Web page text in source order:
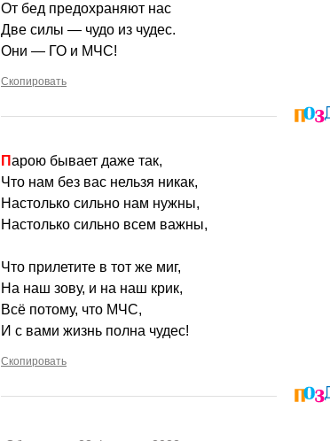
От бед предохраняют нас
Две силы — чудо из чудес.
Они — ГО и МЧС!
Скопировать
Парою бывает даже так,
Что нам без вас нельзя никак,
Настолько сильно нам нужны,
Настолько сильно всем важны,
Что прилетите в тот же миг,
На наш зову, и на наш крик,
Всё потому, что МЧС,
И с вами жизнь полна чудес!
Скопировать